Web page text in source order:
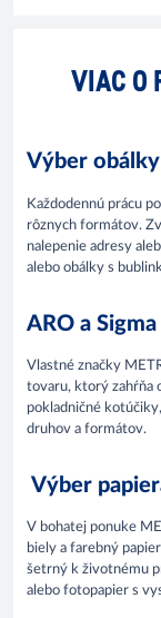
VIAC O
Výber obálky
Každodennú prácu
rôznych formátov.
nalepenie adresy
alebo obálky s
ARO a Sigma
Vlastné značky
tovaru, ktorý zahŕňa
pokladničné
druhov a formátov.
Výber
V bohatej ponuke
biely a farebný
šetrný k životnému
alebo fotopapier s